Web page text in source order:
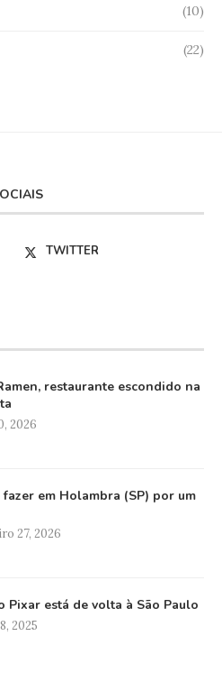
(10)
(22)
TWITTER
restaurante escondido na
2026
fazer em Holambra (SP) por um
27, 2026
Pixar está de volta à São Paulo
2025